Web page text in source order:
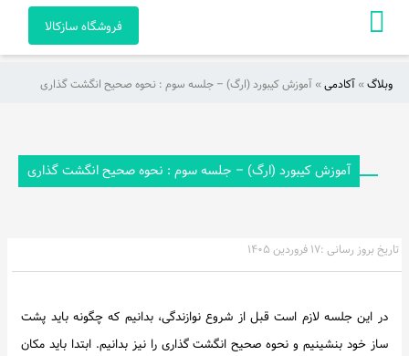
فروشگاه سازکالا
صفحه
وبلاگ» آکادمی» آموزش کیبورد (ارگ) – جلسه سوم : نحوه صحیح انگشت گذاری
آموزش کیبورد (ارگ) – جلسه سوم : نحوه صحیح انگشت گذاری
تاریخ بروز رسانی :۱۷ فروردین ۱۴۰۵
در این جلسه لازم است قبل از شروع نوازندگی، بدانیم که چگونه باید پشت
ساز خود بنشینیم و نحوه صحیح انگشت گذاری را نیز بدانیم. ابتدا باید مکان